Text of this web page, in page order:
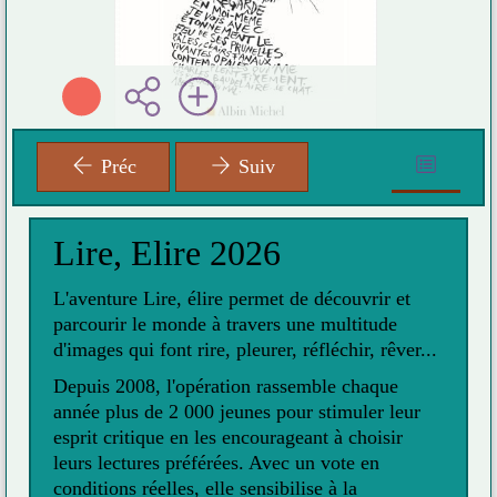
Préc Suiv
Lire, Elire 2026
L'aventure Lire, élire permet de découvrir et
parcourir le monde à travers une multitude
d'images qui font rire, pleurer, réfléchir, rêver...
Depuis 2008, l'opération rassemble chaque
année plus de 2 000 jeunes pour stimuler leur
esprit critique en les encourageant à choisir
leurs lectures préférées. Avec un vote en
conditions réelles, elle sensibilise à la